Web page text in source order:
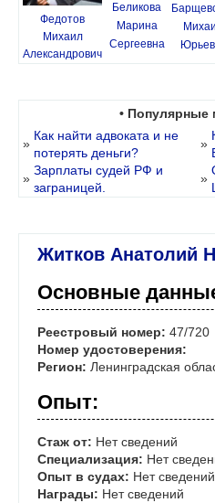
Федотов
Михаил
Александрович
Беликова
Марина
Сергеевна
• Популярные
»
Как найти адвоката и не
потерять деньги?
»
»
Зарплаты судей РФ и
заграницей.
»
Житков Анатолий
Основные
Реестровый номер: 47/720
Номер удостоверения:
Регион: Ленинградская
Опыт:
Стаж от: Нет сведений
Специализация: Нет
Опыт в судах: Нет сведений
Награды: Нет сведений